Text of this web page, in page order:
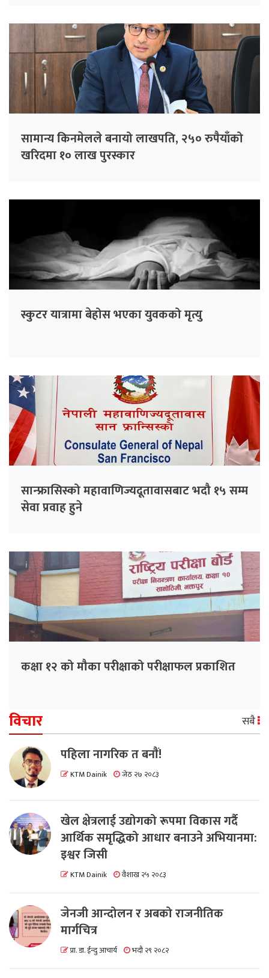
सामान्य किनमेलले बनायो लाखपति, २५० रुपैयाँको
खरिदमा १० लाख पुरस्कार
स्कुटर यात्रामा बेहोस भएका युवकको मृत्यु
सान्फ्रासिस्को महावाणिज्यदूतावासबाट भदौ १५ सम्म
सेवा प्रवाह हुने
कक्षा १२ को मौका परीक्षाको परीक्षाफल प्रकाशित
विचार सबै
पहिला नागरिक त बनाैं!
KTM Dainik जेठ २७ २०८३
खेल क्षेत्रलाई उद्योगको रूपमा विकास गर्दै
आर्थिक समृद्धिको आधार बनाउने अभियानमा:
इश्वर जिसी
KTM Dainik वैशाख २५ २०८३
जेनजी आन्दोलन र अबको राजनीतिक
मार्गचित्र
प्रा. डा. ईन्दु आचार्य भदौ २९ २०८२